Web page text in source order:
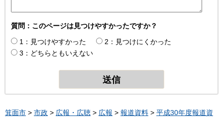
質問：このページは見つけやすかったですか？
1：見つけやすかった
2：見つけにくかった
3：どちらともいえない
箕面市 > 市政 > 広報・広聴 > 広報 > 報道資料 > 平成30年度報道資